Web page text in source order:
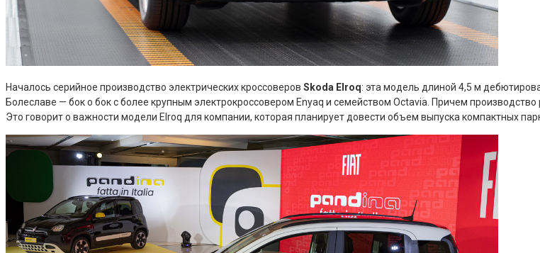
Началось серийное производство электрических кроссоверов Skoda Elroq: эта модель длиной 4,5 м
Болеславе — бок о бок с более крупным электрокроссовером Enyaq и семейством Octavia. Причем
Это говорит о важности модели Elroq для компании, которая планирует довести объем выпуска компактных